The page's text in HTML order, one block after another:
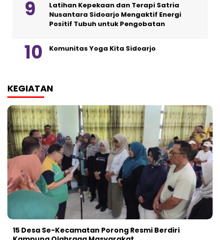
Latihan Kepekaan dan Terapi Satria
Nusantara Sidoarjo Mengaktif Energi
Positif Tubuh untuk Pengobatan
Komunitas Yoga Kita Sidoarjo
KEGIATAN
15 Desa Se-Kecamatan Porong Resmi Berdiri